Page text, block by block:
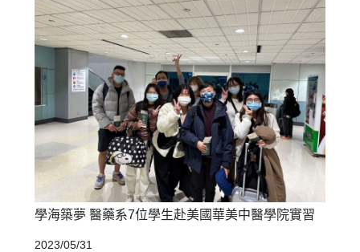
學海築夢 醫藥系7位學生赴美國華美中醫學院實習
2023/05/31